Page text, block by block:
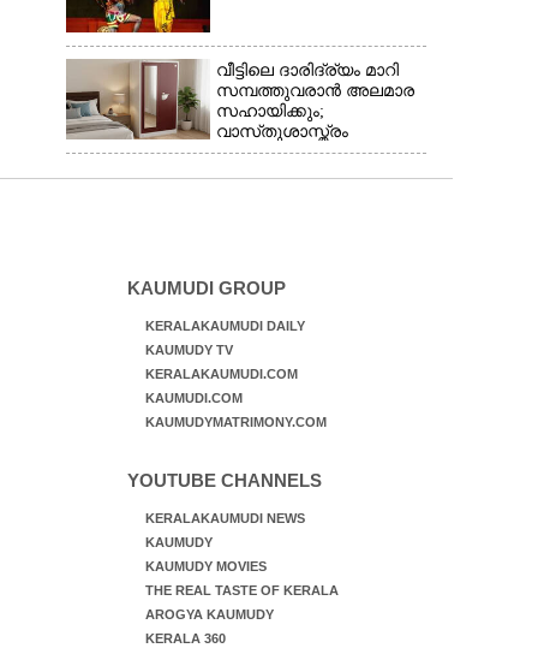
വീട്ടിലെ ദാരിദ്ര്യം മാറി
സമ്പത്തുവരാൻ അലമാര
സഹായിക്കും;
വാസ്‌തുശാസ്ത്രം
പറയുന്നത് അനുസരിക്കാം
KAUMUDI GROUP
KERALAKAUMUDI DAILY
KAUMUDY TV
KERALAKAUMUDI.COM
KAUMUDI.COM
KAUMUDYMATRIMONY.COM
YOUTUBE CHANNELS
KERALAKAUMUDI NEWS
KAUMUDY
KAUMUDY MOVIES
THE REAL TASTE OF KERALA
AROGYA KAUMUDY
KERALA 360